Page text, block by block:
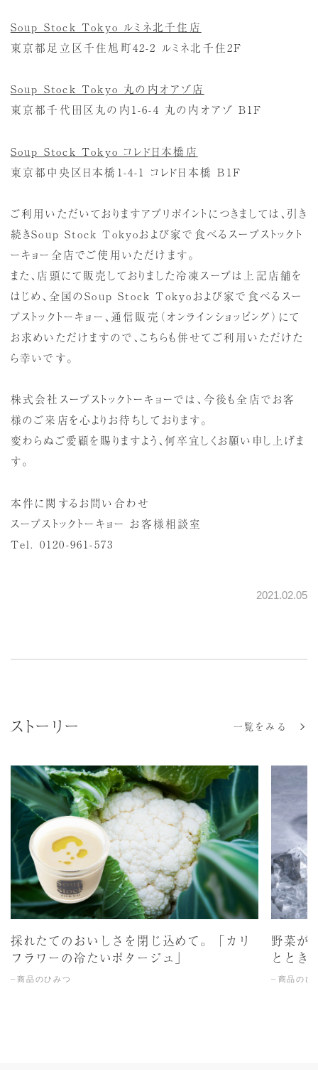
Soup Stock Tokyo ルミネ北千住店
東京都足立区千住旭町42-2 ルミネ北千住2F
Soup Stock Tokyo 丸の内オアゾ店
東京都千代田区丸の内1-6-4 丸の内オアゾ B1F
Soup Stock Tokyo コレド日本橋店
東京都中央区日本橋1-4-1 コレド日本橋 B1F
ご利用いただいておりますアプリポイントにつきましては、引き
続きSoup Stock Tokyoおよび家で食べるスープストックト
ーキョー全店でご使用いただけます。
また、店頭にて販売しておりました冷凍スープは上記店舗を
はじめ、全国のSoup Stock Tokyoおよび家で食べるスー
プストックトーキョー、通信販売（オンラインショッピング）にて
お求めいただけますので、こちらも併せてご利用いただけた
ら幸いです。
株式会社スープストックトーキョーでは、今後も全店でお客
様のご来店を心よりお待ちしております。
変わらぬご愛顧を賜りますよう、何卒宜しくお願い申し上げま
す。
本件に関するお問い合わせ
スープストックトーキョー お客様相談室
Tel. 0120-961-573
2021.02.05
ストーリー 一覧をみる
採れたてのおいしさを閉じ込めて。「カリ
フラワーの冷たいポタージュ」
商品のひみつ
野菜が
ととき
商品のひ